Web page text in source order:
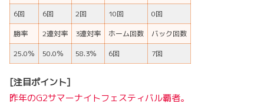
6回
6回 2回 10回
0回
勝率
2連対率 3連対率 ホーム回数
バック回数
25.0％
50.0％ 58.3％ 6回 7回
[注目ポイント]
昨年のG2サマーナイトフェスティバル覇者。